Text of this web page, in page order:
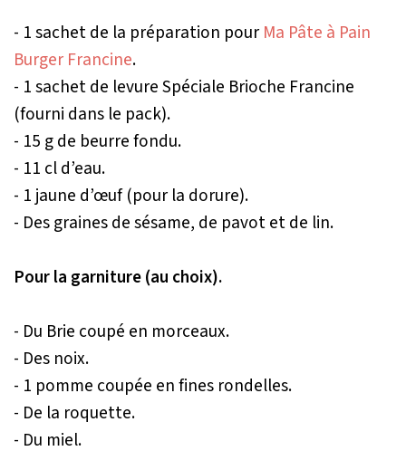
- 1 sachet de la préparation pour Ma Pâte à Pain
Burger Francine.
- 1 sachet de levure Spéciale Brioche Francine
(fourni dans le pack).
- 15 g de beurre fondu.
- 11 cl d’eau.
- 1 jaune d’œuf (pour la dorure).
- Des graines de sésame, de pavot et de lin.
Pour la garniture (au choix).
- Du Brie coupé en morceaux.
- Des noix.
- 1 pomme coupée en fines rondelles.
- De la roquette.
- Du miel.